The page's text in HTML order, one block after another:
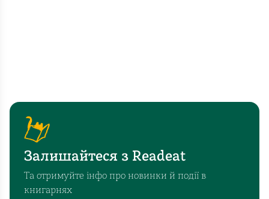
Залишайтеся з Readeat
Та отримуйте інфо про новинки й події в
книгарнях